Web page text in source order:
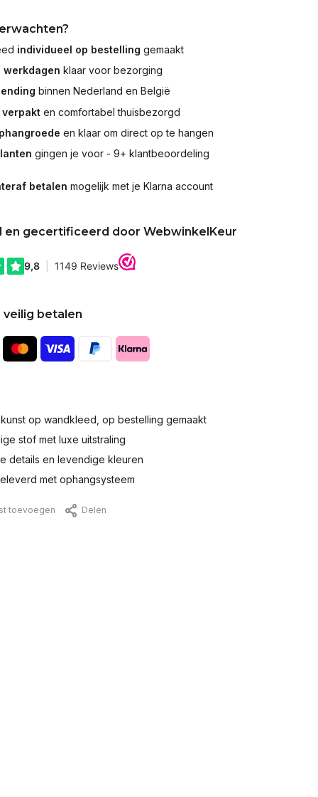
individueel op bestelling gemaakt
werkdagen klaar voor bezorging
binnen Nederland en België
en comfortabel thuisbezorgd
en klaar om direct op te hangen
gingen je voor - 9+ klantbeoordeling
betalen mogelijk met je Klarna account
en gecertificeerd door WebwinkelKeur
veilig betalen
op wandkleed, op bestelling gemaakt
stof met luxe uitstraling
details en levendige kleuren
met ophangsysteem
toevoegen Delen